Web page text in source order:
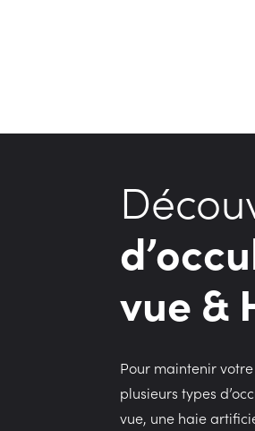
vue &
Pour maintenir votre
plusieurs types
vue, une haie